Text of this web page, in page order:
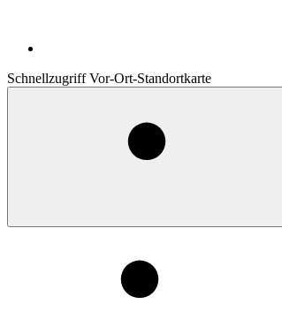
Schnellzugriff Vor-Ort-Standortkarte